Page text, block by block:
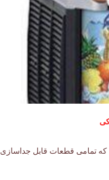
که تمامی قطعات قابل جداسازی